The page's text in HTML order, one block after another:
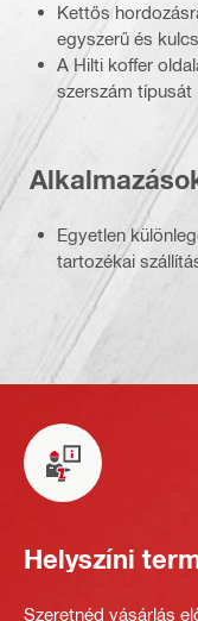
Kettős
egyszerű és
A Hilti koffer
szerszám típusát
Egyetlen
tartozékai
Helyszíni
Szeretnéd vásárlás